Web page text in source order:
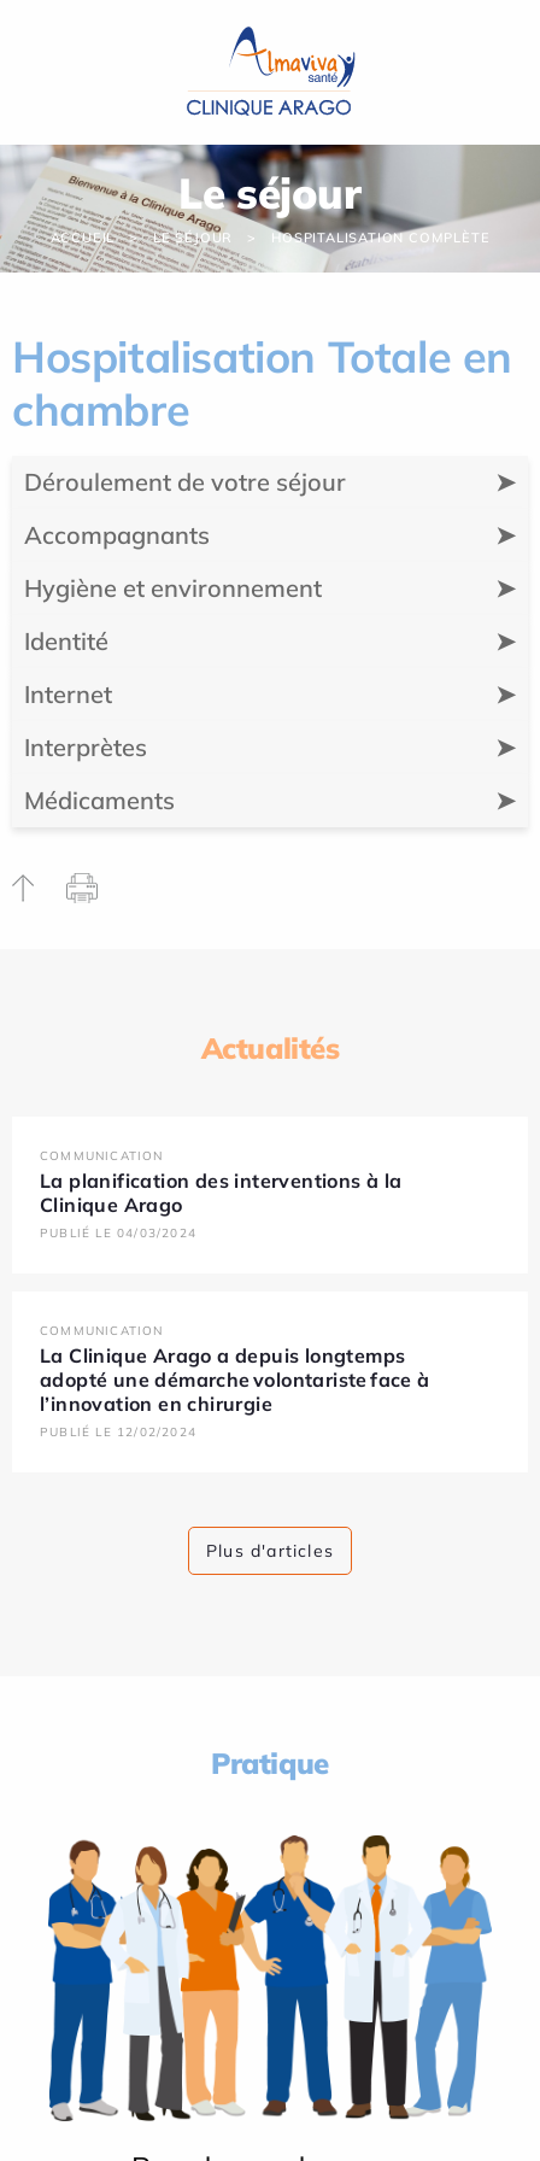
Le séjour
ACCUEIL LE SÉJOUR HOSPITALISATION COMPLÈTE
Hospitalisation Totale en
chambre
Déroulement de votre séjour
➤
Accompagnants
➤
Hygiène et environnement
➤
Identité
➤
Internet
➤
Interprètes
➤
Médicaments
➤
Actualités
COMMUNICATION
La planification des interventions à la
Clinique Arago
PUBLIÉ LE 04/03/2024
COMMUNICATION
La Clinique Arago a depuis longtemps
adopté une démarche volontariste face à
l’innovation en chirurgie
PUBLIÉ LE 12/02/2024
Plus d'articles
Pratique